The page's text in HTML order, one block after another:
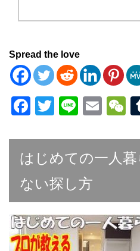
Spread the love
F
c
e
b
o
o
k
T
tt
er
Li
e
E
ail C
h
はじめての一人
ない探し方